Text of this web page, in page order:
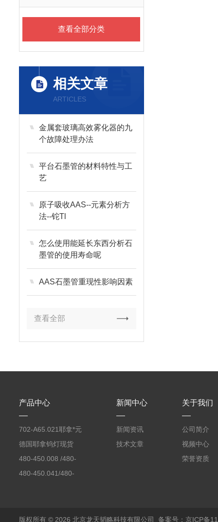
查看全部分类
相关文章
ARTICLES
金属套玻璃高效雾化器的九
个故障处理办法
平台石墨管的材料特性与工
艺
原子吸收AAS--元素分析方
法--铊Tl
怎么使用能延长东西分析石
墨管的使用寿命呢
AAS石墨管重现性影响因素
查看全部
产品中心
702-A65.021耶拿*元
素分析仪反应罐
德国耶拿钨灯现货
480-450.008 /480-
450.008C耶拿镉Cd空
480-450.041/480-
包邮
新闻中心
新闻资讯
技术文章
关于我们
公司简介
视频中心
荣誉资质
版权所有 © 2026 北京龙天韬略科技有限公司 备案号：京ICP备